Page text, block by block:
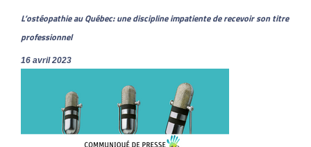
L’ostéopathie au Québec: une discipline impatiente de recevoir son titre
professionnel
16 avril 2023